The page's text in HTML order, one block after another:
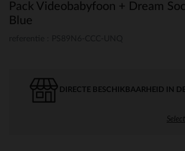
Pack Videobabyfoon + Dream
Blue
DIRECTE BESCHIKBAARHEID IN